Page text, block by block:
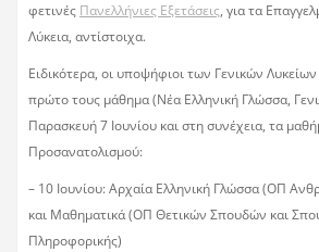
φετινές Πανελλήνιες Εξετάσεις, για τα
Λύκεια, αντίστοιχα.
Ειδικότερα, οι υποψήφιοι των Γενικών
πρώτο τους μάθημα (Νέα Ελληνική Γλώσσα,
Παρασκευή 7 Ιουνίου και στη συνέχεια, τα
Προσανατολισμού:
– 10 Ιουνίου: Αρχαία Ελληνική Γλώσσα (ΟΠ
και Μαθηματικά (ΟΠ Θετικών Σπουδών και
Πληροφορικής)